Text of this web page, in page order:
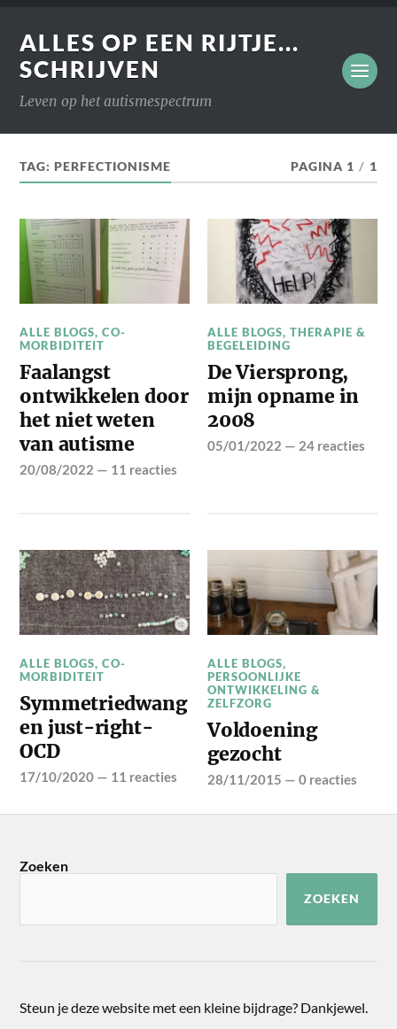
ALLES OP EEN RIJTJE...
SCHRIJVEN
Leven op het autismespectrum
TAG:PERFECTIONISME PAGINA 1 / 1
ALLE BLOGS,CO-
MORBIDITEIT
Faalangst
ontwikkelen door
het niet weten
van autisme
20/08/2022 — 11 reacties
ALLE BLOGS,THERAPIE &
BEGELEIDING
De Viersprong,
mijn opname in
2008
05/01/2022 — 24 reacties
ALLE BLOGS,CO-
MORBIDITEIT
Symmetriedwang
en just-right-
OCD
17/10/2020 — 11 reacties
ALLE BLOGS,
PERSOONLIJKE
ONTWIKKELING &
ZELFZORG
Voldoening
gezocht
28/11/2015 —0 reacties
Zoeken
ZOEKEN
Steun je deze website met een kleine bijdrage? Dankjewel.